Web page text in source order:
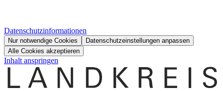
Datenschutzinformationen
Nur notwendige Cookies
Datenschutzeinstellungen anpassen
Alle Cookies akzeptieren
Inhalt anspringen